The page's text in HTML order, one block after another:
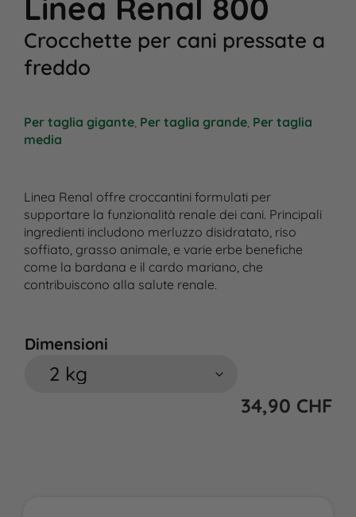
Linea Renal 800
Crocchette per cani pressate a
freddo
Per taglia gigante, Per taglia grande, Per taglia
media
Linea Renal offre croccantini formulati per
supportare la funzionalità renale dei cani. Principali
ingredienti includono merluzzo disidratato, riso
soffiato, grasso animale, e varie erbe benefiche
come la bardana e il cardo mariano, che
contribuiscono alla salute renale.
Dimensioni
34,90 CHF